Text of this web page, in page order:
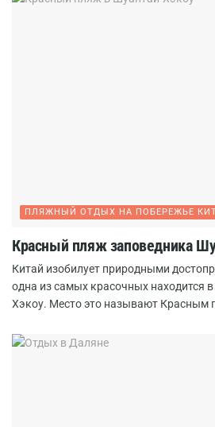
ПЛЯЖНЫЙ ОТДЫХ НА ПОБЕРЕЖЬЕ
Красный пляж заповедника
Китай изобилует природными
одна из самых красочных находится
Хэкоу. Место это называют Красным